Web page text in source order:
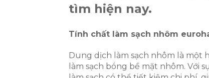
tìm hiện nay.
Tính chất làm sạch nhôm
Dung dịch làm sạch nhôm là một
làm sạch bóng bề mặt nhôm. Với